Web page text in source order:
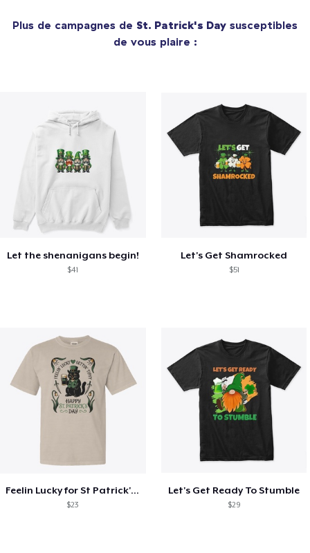
Plus de campagnes de St. Patrick's Day susceptibles
de vous plaire :
Let the shenanigans begin!
$41
Let's Get Shamrocked
$51
Feelin Lucky for St Patrick's Day
$23
Let's Get Ready To Stumble
$29